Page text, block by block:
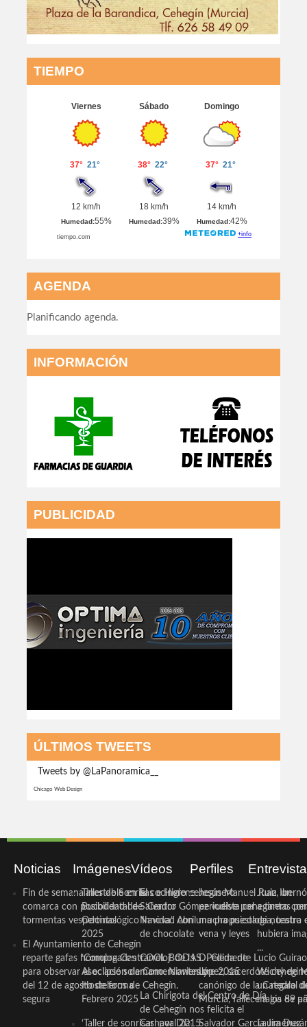
TIEMPO
AGENDA
Planificando agenda.
INFORMACIÓN
PUBLICIDAD
ÚLTIMOS TWEETS
Tweets by @LaPanoramica__
Chicago Web Design
Noticias
Fin de semana inestable en la
comarca con posibilidad de
tormentas vespertinas
El Ayuntamiento de Cehegín
reparte gafas homologadas
para observar el eclipse solar
del 12 de agosto de forma
segura
Imágenes
Taller de Sonrisas e Higiene
Bucodental de ‘Centro
Odontológico Innova’. Abril
2025
‘Compra Contrarreloj’ de la
Asociación de Comerciantes y
Hosteleros de Cehegín.
Febrero 2025
‘Taller de sonrisas’ por Día
Vídeos
El cocinero ceheginero
Salvador Gómez vuelve por
Navidad con una propuesta
de chocolate
COOL BODAS. Pedida de
mano. Noviembre 2015
La Chirigota del Centro de Día
de Cehegín nos felicita el
Carnaval 2015
Perfiles
Jesús Manuel Ruiz, un
periodista ceheginero con
mucha psicología, teatro
vena y leyes
D. Clemente Lucio Guirao
López, sacerdote
canónigo de la Catedral
Murcia, fallece a los 89
Salvador García Jiménez
Juan
a tantas
de nuestra
hubiera
...
Wichy de
un regalo
magia de
Laura